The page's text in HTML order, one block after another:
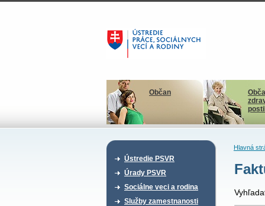
Občan
Ústredie PSVR
Úrady PSVR
Sociálne veci a rodina
Služby zamestnanosti
Hlavná